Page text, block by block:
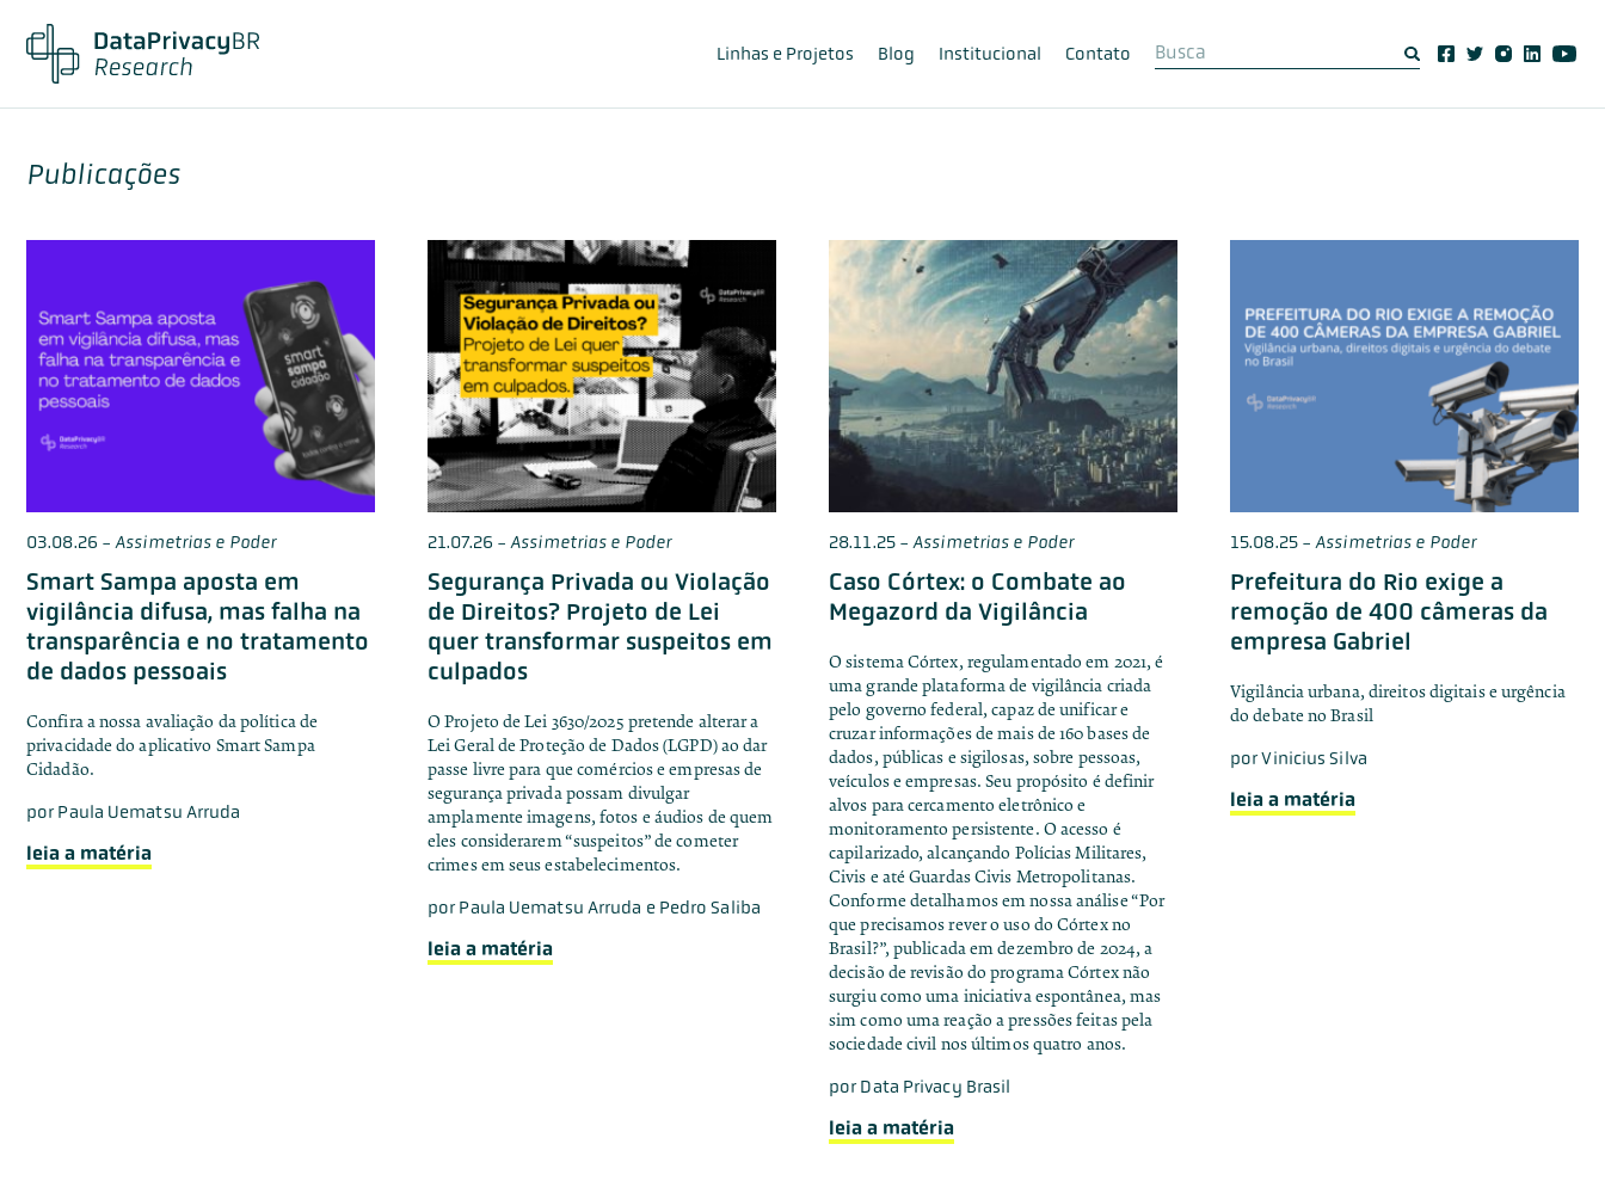
Linhas e Projetos Blog Institucional Contato
Publicações
03.08.26 -Assimetrias e Poder
Smart Sampa aposta em
vigilância difusa, mas falha na
transparência e no tratamento
de dados pessoais
Confira a nossa avaliação da política de
privacidade do aplicativo Smart Sampa
Cidadão.
porPaula Uematsu Arruda
leia a matéria
21.07.26 -Assimetrias e Poder
Segurança Privada ou Violação
de Direitos? Projeto de Lei
quer transformar suspeitos em
culpados
O Projeto de Lei 3630/2025 pretende alterar a
Lei Geral de Proteção de Dados (LGPD) ao dar
passe livre para que comércios e empresas de
segurança privada possam divulgar
amplamente imagens, fotos e áudios de quem
eles considerarem “suspeitos” de cometer
crimes em seus estabelecimentos.
porPaula Uematsu Arruda e Pedro Saliba
leia a matéria
28.11.25-Assimetrias e Poder
Caso Córtex: o Combate ao
Megazord da Vigilância
O sistema Córtex, regulamentado em 2021, é
uma grande plataforma de vigilância criada
pelo governo federal, capaz de unificar e
cruzar informações de mais de 160 bases de
dados, públicas e sigilosas, sobre pessoas,
veículos e empresas. Seu propósito é definir
alvos para cercamento eletrônico e
monitoramento persistente. O acesso é
capilarizado, alcançando Polícias Militares,
Civis e até Guardas Civis Metropolitanas.
Conforme detalhamos em nossa análise “Por
que precisamos rever o uso do Córtex no
Brasil?”, publicada em dezembro de 2024, a
decisão de revisão do programa Córtex não
surgiu como uma iniciativa espontânea, mas
sim como uma reação a pressões feitas pela
sociedade civil nos últimos quatro anos.
porData Privacy Brasil
leia a matéria
15.08.25-Assimetrias e Poder
Prefeitura do Rio exige a
remoção de 400 câmeras da
empresa Gabriel
Vigilância urbana, direitos digitais e urgência
do debate no Brasil
porVinicius Silva
leia a matéria